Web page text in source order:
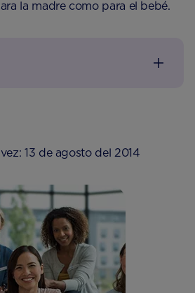
la madre como para el bebé.
13 de agosto del 2014